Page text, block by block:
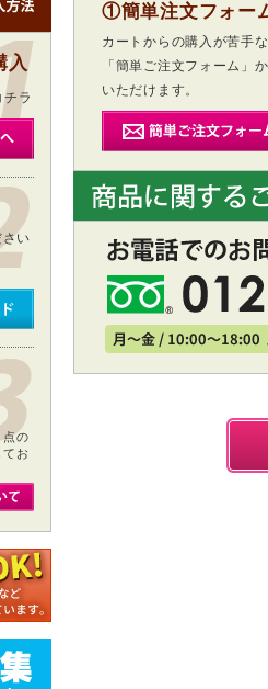
①簡単注文フォー
カートからの購入が苦手
「簡単ご注文フォーム」
いただけます。
入
ラ
い
点の
てお